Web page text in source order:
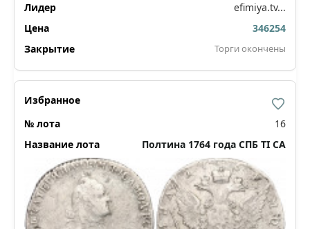
efimiya.tv...
346254
Торги окончены
16
Полтина 1764 года СПБ ТI СА